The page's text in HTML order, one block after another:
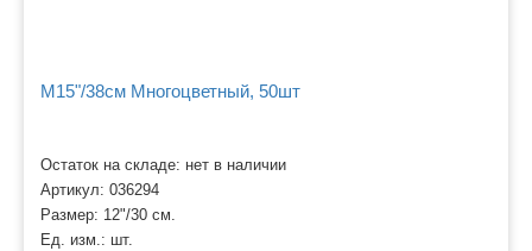
M15"/38см Многоцветный, 50шт
Остаток на складе: нет в наличии
Артикул: 036294
Размер: 12"/30 см.
Ед. изм.: шт.